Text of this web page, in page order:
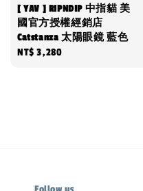
[ YAV ] RIPNDIP 中指貓 美
國官方授權經銷店
Catstanza 太陽眼鏡 藍色
Regular
NT$ 3,280